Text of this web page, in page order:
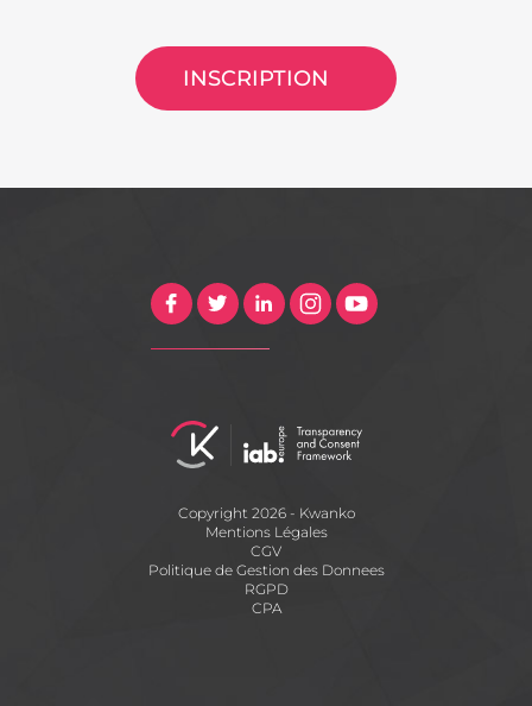
INSCRIPTION
Copyright 2026 - Kwanko
Mentions Légales
CGV
Politique de Gestion des Donnees
RGPD
CPA